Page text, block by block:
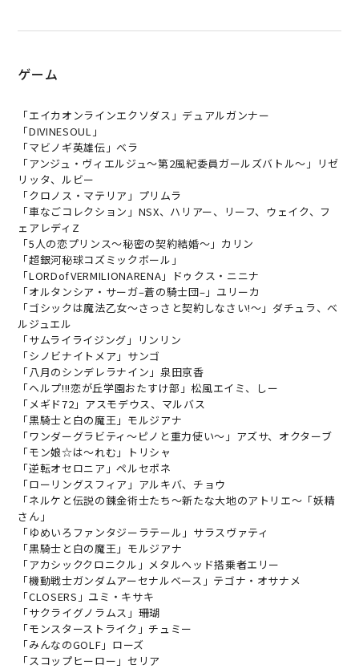
ゲーム
「エイカ オ ンライ ンエクソダス 」 デュアルガンナー
「DIVINESOUL 」
「マ ビノ ギ英雄伝 」 ベラ
「アンジュ ・ ヴィ エルジュ〜第2風紀委員ガールズバ トル〜 」 リゼ
リ ッ タ、ル ビー
「クロノ ス ・ マテ リ ア 」 プリ ムラ
「車なごコ レクシ ョ ン 」 NSX、 ハ リ アー、 リ ーフ、 ウ ェイク、 フ
ェ ア レディ Z
「5人の恋プリ ンス〜秘密の契約結婚〜 」 カ リ ン
「超銀河秘球コズミ ッ クボール 」
「LORDofVERMILIONARENA 」 ド ゥ クス ・ ニニナ
「オルタ ンシア ・ サーガ–蒼の騎士団– 」 ユ リ ーカ
「ゴシッ クは魔法乙女〜さ っ さ と契約 しなさ い!〜 」 ダチュラ、 ベ
ルジュエル
「サムライライジ ング 」 リ ン リ ン
「シ ノ ビナイ ト メア 」 サンゴ
「八月のシ ンデ レラナイ ン 」 泉田京香
「ヘルプ!!!恋が丘学園おたすけ部 」松風エイ ミ、 しー
「メギ ド72 」 アスモデウス、 マルバス
「黒騎士 と白の魔王 」 モルジアナ
「ワ ンダーグラ ビティ ～ピノ と重力使い～ 」 アズサ、 オクターブ
「モ ン娘☆は～れむ 」 ト リ シ ャ
「逆転オセロニア 」ペルセポネ
「ロー リ ングスフ ィ ア 」 アルキバ、 チ ョ ウ
「ネルケ と伝説の錬金術士たち〜新たな大地のア ト リ エ〜 「妖精
さ ん 」
「ゆめいろ フ ァ ンタジーラテール 」 サラス ヴァティ
「黒騎士 と白の魔王 」 モルジアナ
「アカシ ッ ククロニクル 」 メタルヘッ ド搭乗者エ リ ー
「機動戦士ガンダムアーセナルベース 」 テゴナ ・ オサナメ
「CLOSERS 」 ユ ミ ・ キサキ
「サクライグノ ラムス 」 珊瑚
「モ ンスタース ト ライク 」 チ ュ ミー
「みんなのGOLF 」 ローズ
「ス コッ プヒーロー 」 セ リ ア